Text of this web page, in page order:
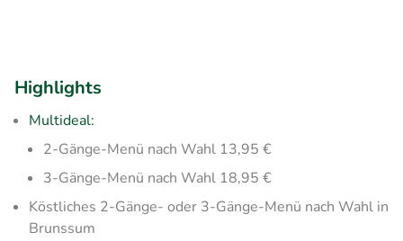
Highlights
Multideal:
2-Gänge-Menü nach Wahl 13,95 €
3-Gänge-Menü nach Wahl 18,95 €
Köstliches 2-Gänge- oder 3-Gänge-Menü nach Wahl in
Brunssum